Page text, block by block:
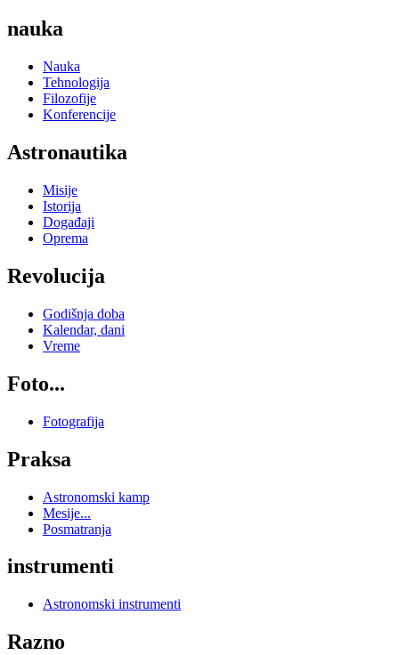
nauka
Nauka
Tehnologija
Filozofije
Konferencije
Astronautika
Misije
Istorija
Događaji
Oprema
Revolucija
Godišnja doba
Kalendar, dani
Vreme
Foto...
Fotografija
Praksa
Astronomski kamp
Mesije...
Posmatranja
instrumenti
Astronomski instrumenti
Razno